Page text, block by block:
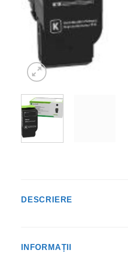
DESCRIERE
INFORMAȚII